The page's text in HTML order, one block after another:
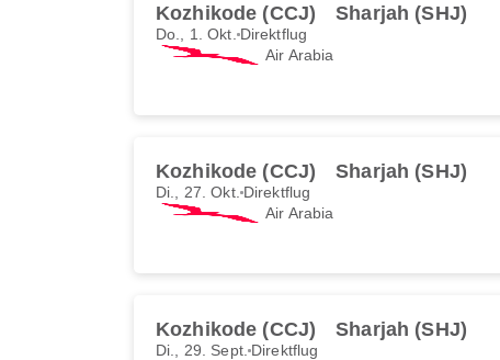
Kozhikode (CCJ) Sharjah (SHJ)
Do., 1. Okt. Direktflug
Air Arabia
Kozhikode (CCJ) Sharjah (SHJ)
Di., 27. Okt. Direktflug
Air Arabia
Kozhikode (CCJ) Sharjah (SHJ)
Di., 29. Sept. Direktflug